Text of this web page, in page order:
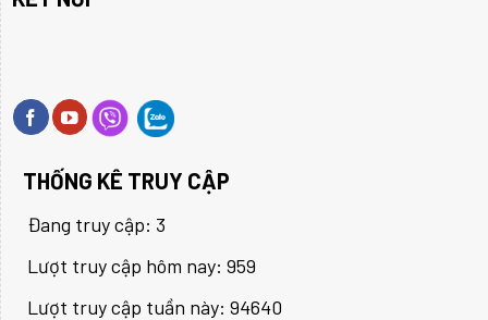
THỐNG KÊ TRUY CẬP
Đang truy cập: 3
Lượt truy cập hôm nay: 959
Lượt truy cập tuần này: 94640